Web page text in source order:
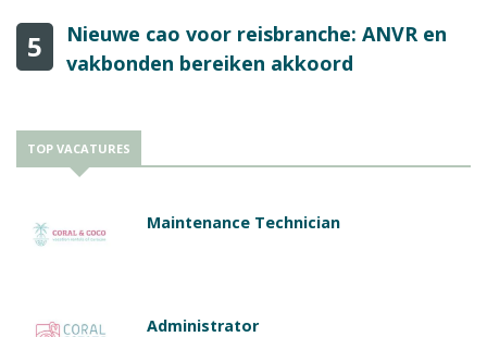
5
Nieuwe cao voor reisbranche: ANVR en
vakbonden bereiken akkoord
TOP VACATURES
Maintenance Technician
Administrator